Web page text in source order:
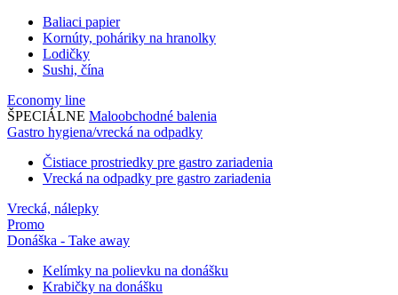
Baliaci papier
Kornúty, poháriky na hranolky
Lodičky
Sushi, čína
Economy line
ŠPECIÁLNE Maloobchodné balenia
Gastro hygiena/vrecká na odpadky
Čistiace prostriedky pre gastro zariadenia
Vrecká na odpadky pre gastro zariadenia
Vrecká, nálepky
Promo
Donáška - Take away
Kelímky na polievku na donášku
Krabičky na donášku